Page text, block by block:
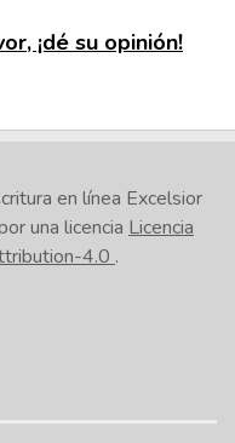
¡dé su opinión!
en línea Excelsior
una licencia Licencia
4.0 .